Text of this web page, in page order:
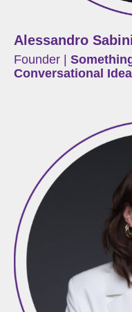
Alessandro
Founder |
Conversational